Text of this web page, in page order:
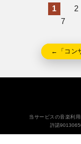
1 2
7
←「コン
当サービスの音楽利
許諾